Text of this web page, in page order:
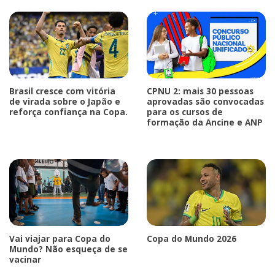
Brasil cresce com vitória
de virada sobre o Japão e
reforça confiança na Copa.
CPNU 2: mais 30 pessoas
aprovadas são convocadas
para os cursos de
formação da Ancine e ANP
Vai viajar para Copa do
Mundo? Não esqueça de se
vacinar
Copa do Mundo 2026